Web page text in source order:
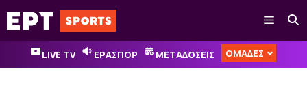
Μετάβαση
σε
περιεχόμενο
Μενού
LIVE TV ΕΡΑΣΠΟΡ ΜΕΤΑΔΟΣΕΙΣ ΟΜΑΔΕΣ